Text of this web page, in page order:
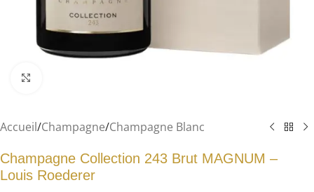
Accueil/Champagne/Champagne Blanc
Champagne Collection 243 Brut MAGNUM –
Louis Roederer